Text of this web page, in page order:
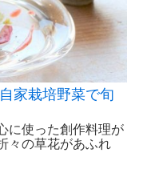
家栽培野菜で旬
に使った創作料理が
々の草花があふれ